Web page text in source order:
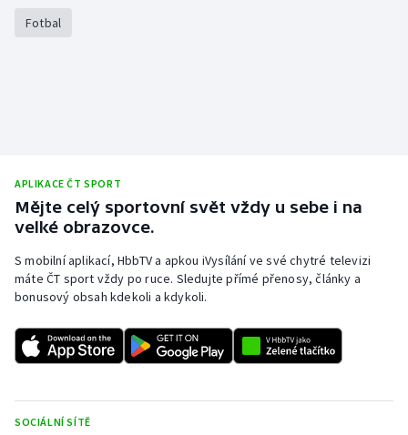
Fotbal
APLIKACE ČT SPORT
Mějte celý sportovní svět vždy u sebe i na
velké obrazovce.
S mobilní aplikací, HbbTV a apkou iVysílání ve své chytré televizi
máte ČT sport vždy po ruce. Sledujte přímé přenosy, články a
bonusový obsah kdekoli a kdykoli.
SOCIÁLNÍ SÍTĚ